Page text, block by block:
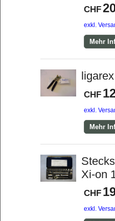
CHF
exkl.
Mehr
CHF
exkl.
Mehr
Xi-on
CHF
exkl.